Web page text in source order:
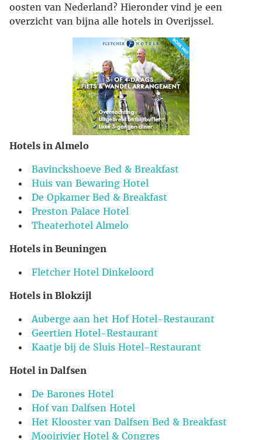
oosten van Nederland? Hieronder vind je een
overzicht van bijna alle hotels in Overijssel.
Hotels in Almelo
Bavinckshoeve Bed & Breakfast
Huis van Bewaring Hotel
De Opkamer Bed & Breakfast
Preston Palace Hotel
Theaterhotel Almelo
Hotels in Beuningen
Fletcher Hotel Dinkeloord
Hotels in Blokzijl
Auberge aan het Hof Hotel-Restaurant
Geertien Hotel-Restaurant
Kaatje bij de Sluis Hotel-Restaurant
Hotel in Dalfsen
De Barones Hotel
Hof van Dalfsen Hotel
Het Klooster van Dalfsen Bed & Breakfast
Mooirivier Hotel & Congres